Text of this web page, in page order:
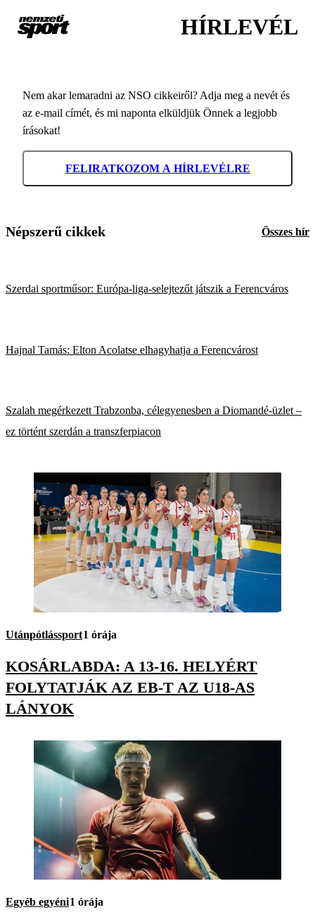
HÍRLEVÉL
Nem akar lemaradni az NSO cikkeiről? Adja meg a nevét és
az e-mail címét, és mi naponta elküldjük Önnek a legjobb
írásokat!
FELIRATKOZOM A HÍRLEVÉLRE
Népszerű cikkek Összes hír
Szerdai sportműsor: Európa-liga-selejtezőt játszik a Ferencváros
Hajnal Tamás: Elton Acolatse elhagyhatja a Ferencvárost
Szalah megérkezett Trabzonba, célegyenesben a Diomandé-üzlet –
ez történt szerdán a transzferpiacon
Utánpótlássport1 órája
KOSÁRLABDA: A 13-16. HELYÉRT
FOLYTATJÁK AZ EB-T AZ U18-AS
LÁNYOK
Egyéb egyéni1 órája